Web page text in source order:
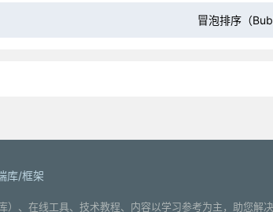
冒泡排序（
库/框架
、在线工具、技术教程、内容以学习参考为主，助您解决